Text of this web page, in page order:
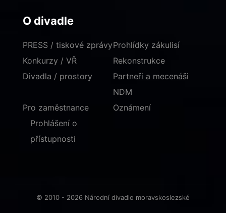
O divadle
PRESS / tiskové zprávy
Konkurzy / VŘ
Divadla / prostory
Prohlídky zákulisí
Rekonstrukce
Partneři a mecenáši
NDM
Pro zaměstnance
Oznámení
Prohlášení o
přístupnosti
© 2010 - 2026 Národní divadlo moravskoslezské